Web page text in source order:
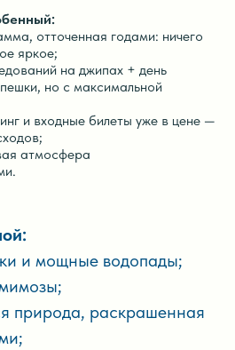
отточенная годами: ничего
яркое;
на джипах + день
но с максимальной
и входные билеты уже в цене —
атмосфера
и мощные водопады;
природа, раскрашенная